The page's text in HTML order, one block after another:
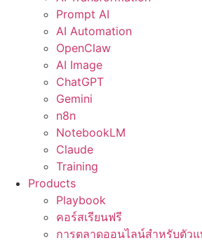
Prompt AI
AI Automation
OpenClaw
AI Image
ChatGPT
Gemini
n8n
NotebookLM
Claude
Training
Products
Playbook
คอร์สเรียนฟรี
การตลาดออนไลน์สำหรับตัว